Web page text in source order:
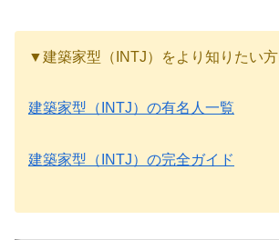
▼建築家型（INTJ）をより知りたい
建築家型（INTJ）の有名人一覧
建築家型（INTJ）の完全ガイド